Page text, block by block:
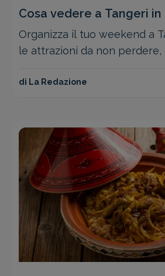
Cosa vedere a Tangeri in
itinerario e consigli
Organizza il tuo weekend a
le attrazioni da non perdere,
2 giorni
di La Redazione